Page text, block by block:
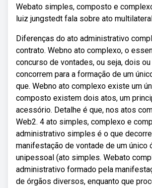
Webato simples, composto e
luiz jungstedt fala sobre ato
Diferenças do ato administrativo
contrato. Webno ato complexo, o
concurso de vontades, ou seja, dois
concorrem para a formação de um
que. Webno ato complexo existe um
composto existem dois atos, um
acessório. Detalhe é que, nos atos
Web2. 4 ato simples, complexo e
administrativo simples é o que
manifestação de vontade de um único
unipessoal (ato simples. Webato
administrativo formado pela
de órgãos diversos, enquanto que